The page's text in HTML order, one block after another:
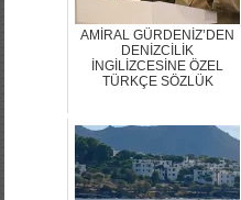
AMİRAL GÜRDENİZ’DEN
DENİZCİLİK
İNGİLİZCESİNE ÖZEL
TÜRKÇE SÖZLÜK